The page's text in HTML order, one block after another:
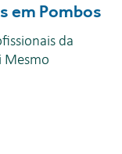
em Pombos
da
Mesmo